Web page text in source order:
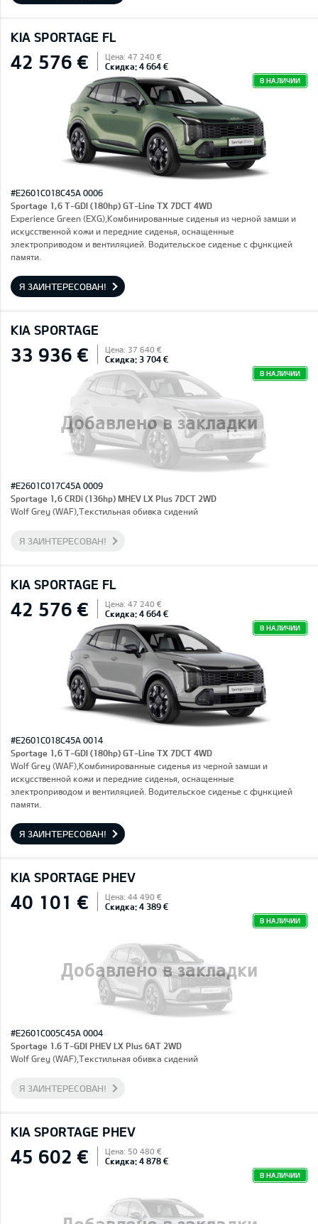
KIA SPORTAGE FL
42 576 € Цена: 47 240 €
Скидка: 4 664 €
В НАЛИЧИИ
#E2601C018C45A 0006
Sportage 1,6 T-GDI (180hp) GT-Line TX 7DCT 4WD
Experience Green (EXG),Комбинированные сиденья из черной замши и
искусственной кожи и передние сиденья, оснащенные
электроприводом и вентиляцией. Водительское сиденье с функцией
памяти.
Я ЗАИНТЕРЕСОВАН!
KIA SPORTAGE
Добавлено в закладки
33 936 € Цена: 37 640 €
Скидка: 3 704 €
В НАЛИЧИИ
#E2601C017C45A 0009
Sportage 1,6 CRDi (136hp) MHEV LX Plus 7DCT 2WD
Wolf Grey (WAF),Текстильная обивка сидений
Я ЗАИНТЕРЕСОВАН!
KIA SPORTAGE FL
42 576 € Цена: 47 240 €
Скидка: 4 664 €
В НАЛИЧИИ
#E2601C018C45A 0014
Sportage 1,6 T-GDI (180hp) GT-Line TX 7DCT 4WD
Wolf Grey (WAF),Комбинированные сиденья из черной замши и
искусственной кожи и передние сиденья, оснащенные
электроприводом и вентиляцией. Водительское сиденье с функцией
памяти.
Я ЗАИНТЕРЕСОВАН!
KIA SPORTAGE PHEV
Добавлено в закладки
40 101 € Цена: 44 490 €
Скидка: 4 389 €
В НАЛИЧИИ
#E2601C005C45A 0004
Sportage 1.6 T-GDI PHEV LX Plus 6AT 2WD
Wolf Grey (WAF),Текстильная обивка сидений
Я ЗАИНТЕРЕСОВАН!
KIA SPORTAGE PHEV
45 602 € Цена: 50 480 €
Скидка: 4 878 €
В НАЛИЧИИ